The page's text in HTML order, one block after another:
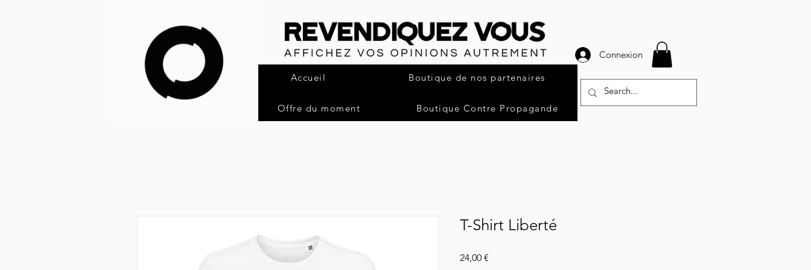
Accueil Boutique de nos partenaires
Offre du moment Boutique Contre Propagande
Connexion
T-Shirt Liberté
24,00 €